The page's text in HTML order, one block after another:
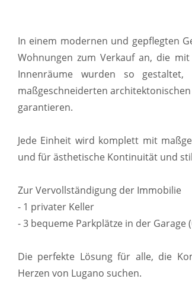
In einem modernen und gepflegten
Wohnungen zum Verkauf an, die
Innenräume wurden so
maßgeschneiderten
garantieren.
Jede Einheit wird komplett mit
und für ästhetische Kontinuität und
Zur Vervollständigung der Immobilie
- 1 privater Keller
- 3 bequeme Parkplätze in der Garage
Die perfekte Lösung für alle, die
Herzen von Lugano suchen.